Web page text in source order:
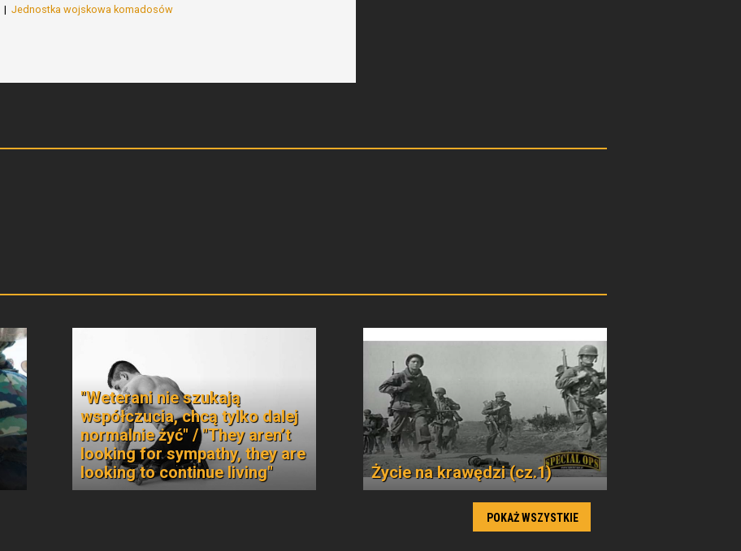
Jednostka wojskowa komadosów
"Weterani nie szukają
współczucia, chcą tylko dalej
normalnie żyć" / "They aren’t
looking for sympathy, they are
looking to continue living"
Życie na krawędzi (cz.1)
POKAŻ WSZYSTKIE